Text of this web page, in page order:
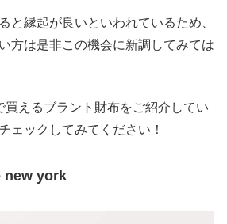
と縁起が良いといわれているため、
方は是非この機会に新調してみては
買えるブラント財布をご紹介してい
ェックしてみてください！
york